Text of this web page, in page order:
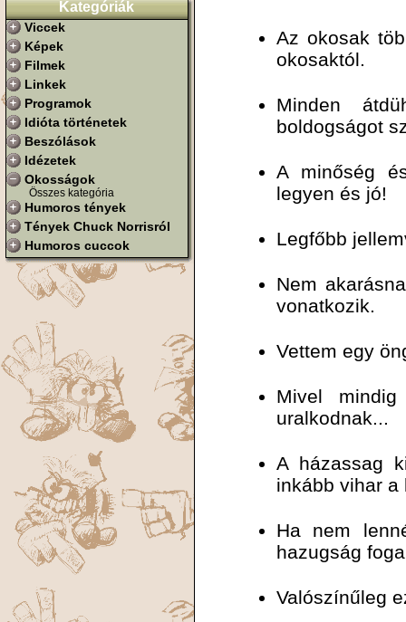
Kategóriák
Viccek
Képek
Filmek
Linkek
Programok
Idióta történetek
Beszólások
Idézetek
Okosságok
Összes kategória
Humoros tények
Tények Chuck Norrisról
Humoros cuccok
Az okosak
okosaktól.
Minden
boldogságot
A minőség
legyen és jó!
Legfőbb
Nem
vonatkozik.
Vettem egy
Mivel
uralkodnak...
A házassag
inkább vihar a
Ha nem
hazugság
Valószínűleg